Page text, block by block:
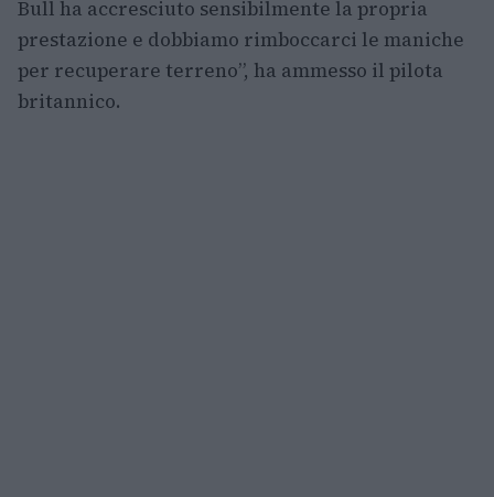
Bull ha accresciuto sensibilmente la propria
prestazione e dobbiamo rimboccarci le maniche
per recuperare terreno”, ha ammesso il pilota
britannico.